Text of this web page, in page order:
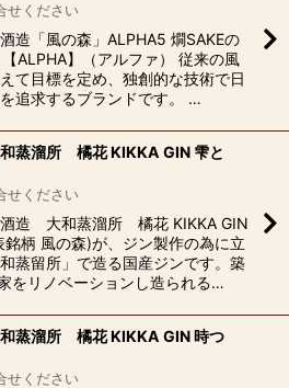
せください
造「風の森」ALPHA5 燗SAKEの
ALPHA】（アルファ） 従来の風
て目標を定め、独創的な技術で日
追求するブランドです。 …
蒸溜所 橘花 KIKKA GIN 雫と
せください
造 大和蒸溜所 橘花 KIKKA GIN
柄 風の森)が、ジン製作の為に立
蒸留所」で造る国産ジンです。築
をリノベーションし造られる…
蒸溜所 橘花 KIKKA GIN 時つ
せください